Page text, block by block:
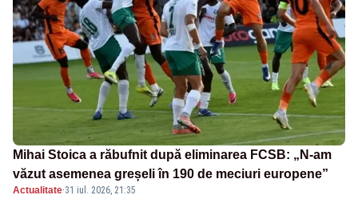
Mihai Stoica a răbufnit după eliminarea FCSB: „N-am
văzut asemenea greșeli în 190 de meciuri europene”
Actualitate·31 iul. 2026, 21:35